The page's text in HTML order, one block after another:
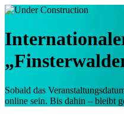
Sobald das
online sein. Bis dahin – bleibt